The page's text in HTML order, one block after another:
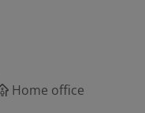
Home office